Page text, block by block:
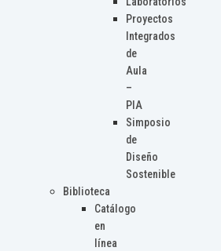
Proyectos
Integrados
de
Aula
–
PIA
Simposio
de
Diseño
Sostenible
Biblioteca
Catálogo
en
línea